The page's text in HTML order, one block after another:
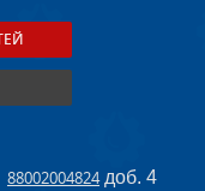
88002004824доб. 4